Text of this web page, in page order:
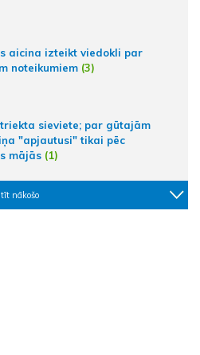
aicina izteikt viedokli par
noteikumiem (3)
sieviete; par gūtajām
"apjautusi" tikai pēc
mājās (1)
nākošo